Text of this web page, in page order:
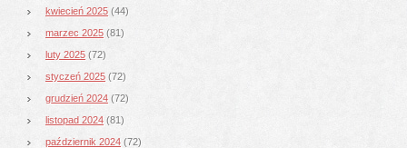
kwiecień 2025 (44)
marzec 2025 (81)
luty 2025 (72)
styczeń 2025 (72)
grudzień 2024 (72)
listopad 2024 (81)
październik 2024 (72)